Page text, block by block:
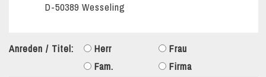
D-50389 Wesseling
Anreden / Titel: Herr
Frau
Fam.
Firma